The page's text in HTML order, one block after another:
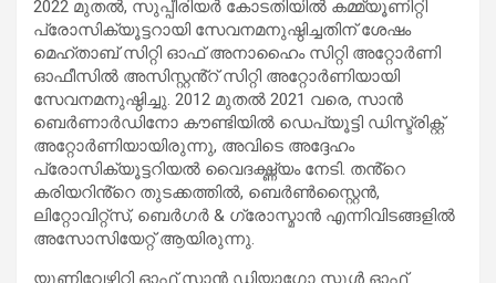
2022 മുതൽ, സുപ്പീരിയർ കോടതിയിൽ കമ്മ്യൂണിറ്റി
പ്രോസിക്യൂട്ടറായി സേവനമനുഷ്ഠിച്ചതിന് ശേഷം
മെഹ്താബ് സിറ്റി ഓഫ് അനാഹൈം സിറ്റി അറ്റോർണി
ഓഫീസിൽ അസിസ്റ്റൻ്റ് സിറ്റി അറ്റോർണിയായി
സേവനമനുഷ്ഠിച്ചു. 2012 മുതൽ 2021 വരെ, സാൻ
ബെർണാർഡിനോ കൗണ്ടിയിൽ ഡെപ്യൂട്ടി ഡിസ്ട്രിക്റ്റ്
അറ്റോർണിയായിരുന്നു, അവിടെ അദ്ദേഹം
പ്രോസിക്യൂട്ടറിയൽ വൈദഗ്ദ്ധ്യം നേടി. തൻ്റെ
കരിയറിൻ്റെ തുടക്കത്തിൽ, ബെർൺസ്റ്റൈൻ,
ലിറ്റോവിറ്റ്സ്, ബെർഗർ & ഗ്രോസ്മാൻ എന്നിവിടങ്ങളിൽ
അസോസിയേറ്റ് ആയിരുന്നു.
യൂണിവേഴ്സിറ്റി ഓഫ് സാൻ ഡിയാഗോ സ്കൂൾ ഓഫ്